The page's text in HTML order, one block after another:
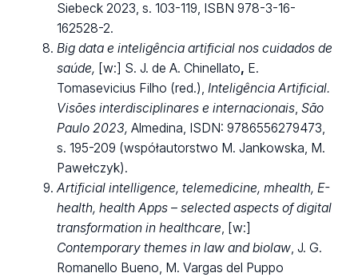
Siebeck 2023, s. 103-119, ISBN 978-3-16-
162528-2.
Big data e inteligência artificial nos cuidados de
saúde, [w:] S. J. de A. Chinellato, E.
Tomasevicius Filho (red.), Inteligência Artificial.
Visões interdisciplinares e internacionais,São
Paulo 2023, Almedina, ISDN: 9786556279473,
s. 195-209 (współautorstwo M. Jankowska, M.
Pawełczyk).
Artificial intelligence, telemedicine, mhealth, E-
health, health Apps – selected aspects of digital
transformation in healthcare, [w:]
Contemporary themes in law and biolaw, J. G.
Romanello Bueno, M. Vargas del Puppo